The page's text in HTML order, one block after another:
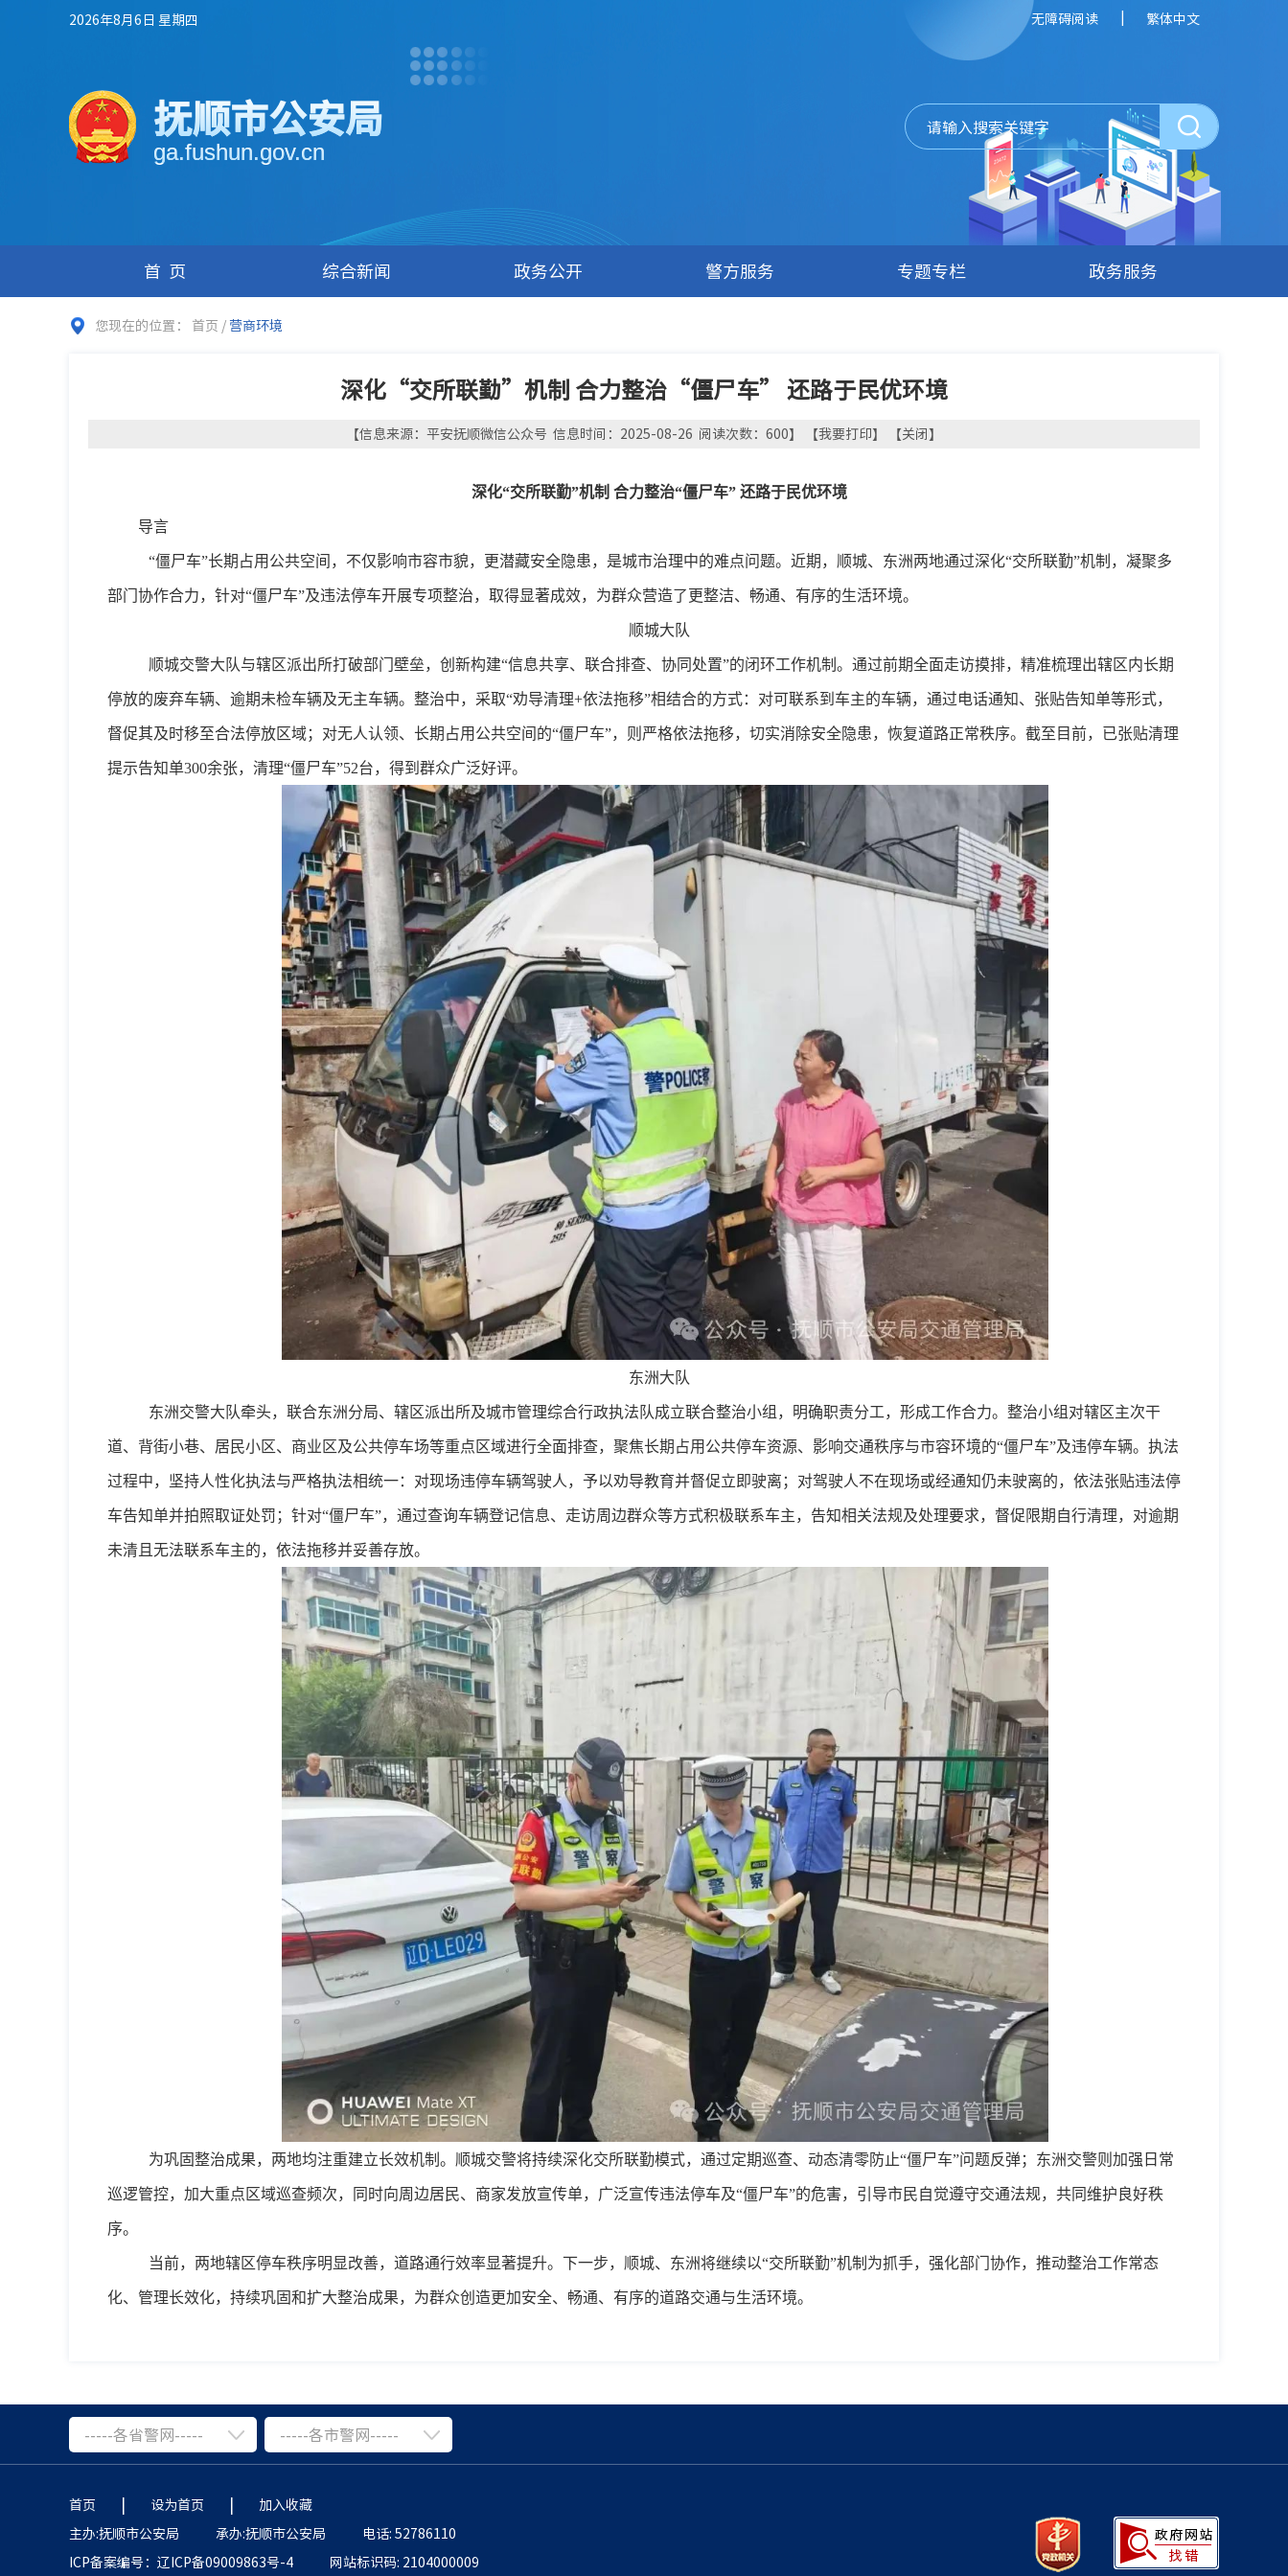
2026年8月6日 星期四 无障碍阅读 | 繁体中文
抚顺市公安局
ga.fushun.gov.cn
首页 综合新闻 政务公开 警方服务 专题专栏 政务服务
您现在的位置： 首页 / 营商环境
深化“交所联勤”机制 合力整治“僵尸车” 还路于民优环境
【信息来源：平安抚顺微信公众号 信息时间：2025-08-26 阅读次数： 600】 【我要打印】 【关闭】
深化“交所联勤”机制 合力整治“僵尸车” 还路于民优环境
导言
“僵尸车”长期占用公共空间，不仅影响市容市貌，更潜藏安全隐患，是城市治理中的难点问题。近期，顺城、东洲两地通过深化“交所联勤”机制，凝聚多
部门协作合力，针对“僵尸车”及违法停车开展专项整治，取得显著成效，为群众营造了更整洁、畅通、有序的生活环境。
顺城大队
顺城交警大队与辖区派出所打破部门壁垒，创新构建“信息共享、联合排查、协同处置”的闭环工作机制。通过前期全面走访摸排，精准梳理出辖区内长期
停放的废弃车辆、逾期未检车辆及无主车辆。整治中，采取“劝导清理+依法拖移”相结合的方式：对可联系到车主的车辆，通过电话通知、张贴告知单等形式，
督促其及时移至合法停放区域；对无人认领、长期占用公共空间的“僵尸车”，则严格依法拖移，切实消除安全隐患，恢复道路正常秩序。截至目前，已张贴清理
提示告知单300余张，清理“僵尸车”52台，得到群众广泛好评。
东洲大队
东洲交警大队牵头，联合东洲分局、辖区派出所及城市管理综合行政执法队成立联合整治小组，明确职责分工，形成工作合力。整治小组对辖区主次干
道、背街小巷、居民小区、商业区及公共停车场等重点区域进行全面排查，聚焦长期占用公共停车资源、影响交通秩序与市容环境的“僵尸车”及违停车辆。执法
过程中，坚持人性化执法与严格执法相统一：对现场违停车辆驾驶人，予以劝导教育并督促立即驶离；对驾驶人不在现场或经通知仍未驶离的，依法张贴违法停
车告知单并拍照取证处罚；针对“僵尸车”，通过查询车辆登记信息、走访周边群众等方式积极联系车主，告知相关法规及处理要求，督促限期自行清理，对逾期
未清且无法联系车主的，依法拖移并妥善存放。
为巩固整治成果，两地均注重建立长效机制。顺城交警将持续深化交所联勤模式，通过定期巡查、动态清零防止“僵尸车”问题反弹；东洲交警则加强日常
巡逻管控，加大重点区域巡查频次，同时向周边居民、商家发放宣传单，广泛宣传违法停车及“僵尸车”的危害，引导市民自觉遵守交通法规，共同维护良好秩
序。
当前，两地辖区停车秩序明显改善，道路通行效率显著提升。下一步，顺城、东洲将继续以“交所联勤”机制为抓手，强化部门协作，推动整治工作常态
化、管理长效化，持续巩固和扩大整治成果，为群众创造更加安全、畅通、有序的道路交通与生活环境。
-----各省警网----- -----各市警网-----
首页 | 设为首页 |
加入收藏
主办:抚顺市公安局
承办:抚顺市公安局
电话: 52786110
ICP备案编号：辽ICP备09009863号-4
网站标识码: 2104000009